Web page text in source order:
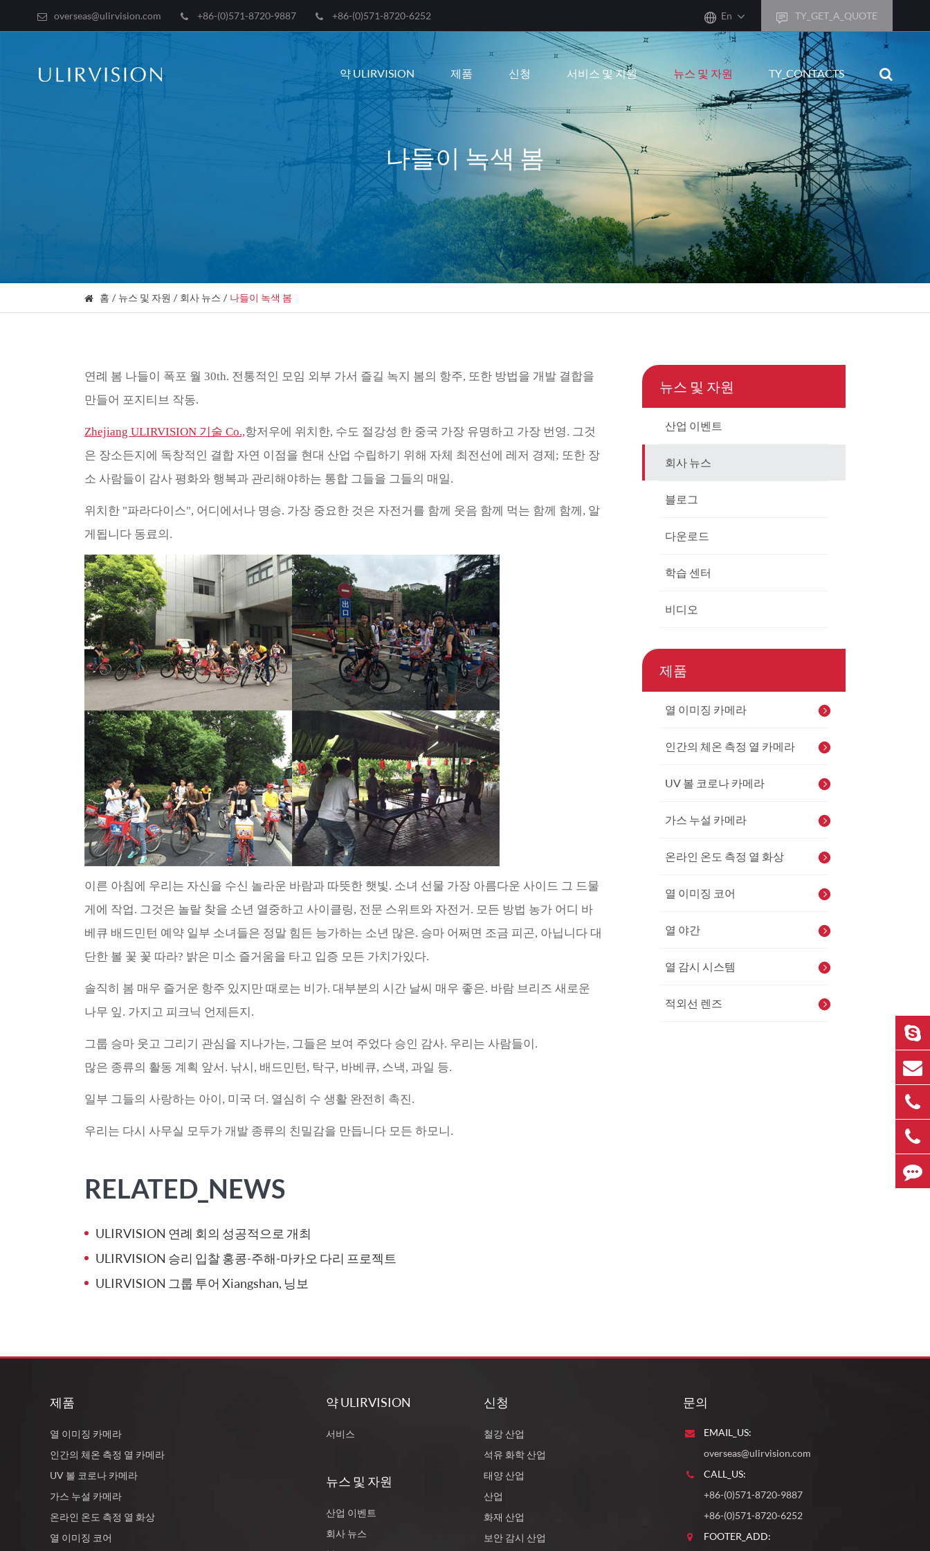
overseas@ulirvision.com +86-(0)571-8720-9887 +86-(0)571-8720-6252 En
English
한국어
français
Deutsch
Español
русский
português
TY_GET_A_QUOTE
약 ULIRVISION 제품 신청 서비스 및 지원 뉴스 및 자원 TY_CONTACTS
나들이 녹색 봄
홈 뉴스 및 자원 회사 뉴스 나들이 녹색 봄
연례 봄 나들이 폭포 월 30th. 전통적인 모임 외부 가서 즐길 녹지 봄의 항주, 또한 방법을 개발 결합을
만들어 포지티브 작동.
Zhejiang ULIRVISION 기술 Co.,항저우에 위치한, 수도 절강성 한 중국 가장 유명하고 가장 번영. 그것
은 장소든지에 독창적인 결합 자연 이점을 현대 산업 수립하기 위해 자체 최전선에 레저 경제; 또한 장
소 사람들이 감사 평화와 행복과 관리해야하는 통합 그들을 그들의 매일.
위치한 "파라다이스", 어디에서나 명승. 가장 중요한 것은 자전거를 함께 웃음 함께 먹는 함께 함께, 알
게됩니다 동료의.
이른 아침에 우리는 자신을 수신 놀라운 바람과 따뜻한 햇빛. 소녀 선물 가장 아름다운 사이드 그 드물
게에 작업. 그것은 놀랄 찾을 소년 열중하고 사이클링, 전문 스위트와 자전거. 모든 방법 농가 어디 바
베큐 배드민턴 예약 일부 소녀들은 정말 힘든 능가하는 소년 많은. 승마 어쩌면 조금 피곤, 아닙니다 대
단한 볼 꽃 꽃 따라? 밝은 미소 즐거움을 타고 입증 모든 가치가있다.
솔직히 봄 매우 즐거운 항주 있지만 때로는 비가. 대부분의 시간 날씨 매우 좋은. 바람 브리즈 새로운
나무 잎. 가지고 피크닉 언제든지.
그룹 승마 웃고 그리기 관심을 지나가는, 그들은 보여 주었다 승인 감사. 우리는 사람들이.
많은 종류의 활동 계획 앞서. 낚시, 배드민턴, 탁구, 바베큐, 스낵, 과일 등.
일부 그들의 사랑하는 아이, 미국 더. 열심히 수 생활 완전히 촉진.
우리는 다시 사무실 모두가 개발 종류의 친밀감을 만듭니다 모든 하모니.
RELATED_NEWS
ULIRVISION 연례 회의 성공적으로 개최
ULIRVISION 승리 입찰 홍콩-주해-마카오 다리 프로젝트
ULIRVISION 그룹 투어 Xiangshan, 닝보
뉴스 및 자원
산업 이벤트
회사 뉴스
블로그
다운로드
학습 센터
비디오
제품
열 이미징 카메라
인간의 체온 측정 열 카메라
UV 볼 코로나 카메라
가스 누설 카메라
온라인 온도 측정 열 화상
열 이미징 코어
열 야간
열 감시 시스템
적외선 렌즈
제품
열 이미징 카메라
인간의 체온 측정 열 카메라
UV 볼 코로나 카메라
가스 누설 카메라
온라인 온도 측정 열 화상
열 이미징 코어
약 ULIRVISION
서비스
뉴스 및 자원
산업 이벤트
회사 뉴스
신청
철강 산업
석유 화학 산업
태양 산업
산업
화재 산업
보안 감시 산업
문의
EMAIL_US:
overseas@ulirvision.com
CALL_US:
+86-(0)571-8720-9887
+86-(0)571-8720-6252
FOOTER_ADD: